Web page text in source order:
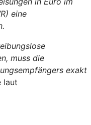
eine
muss die
exakt
laut